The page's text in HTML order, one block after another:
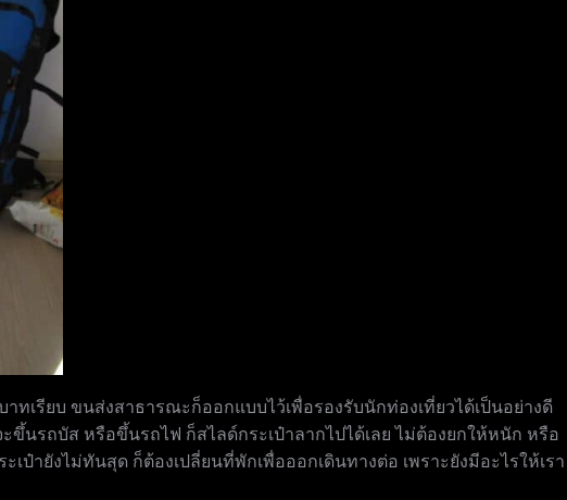
เรียบ ขนส่งสาธารณะก็ออกแบบไว้เพื่อรองรับนักท่องเที่ยวได้เป็นอย่างดี
ขึ้นรถบัส หรือขึ้นรถไฟ ก็สไลด์กระเป๋าลากไปได้เลย ไม่ต้องยกให้หนัก หรือ
ะเป๋ายังไม่ทันสุด ก็ต้องเปลี่ยนที่พักเพื่อออกเดินทางต่อ เพราะยังมีอะไรให้เรา